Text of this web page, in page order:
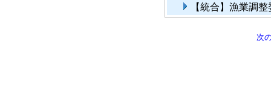
【統合】漁業調
次